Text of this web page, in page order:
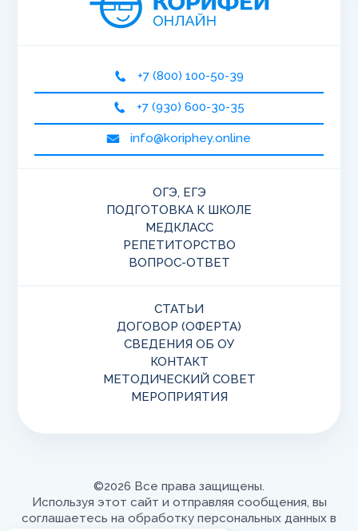
+7 (800) 100-50-39
+7 (930) 600-30-35
info@koriphey.online
ОГЭ, ЕГЭ
ПОДГОТОВКА К ШКОЛЕ
МЕДКЛАСС
РЕПЕТИТОРСТВО
ВОПРОС-ОТВЕТ
СТАТЬИ
ДОГОВОР (ОФЕРТА)
СВЕДЕНИЯ ОБ ОУ
КОНТАКТ
МЕТОДИЧЕСКИЙ СОВЕТ
МЕРОПРИЯТИЯ
©2026 Все права защищены.
Используя этот сайт и отправляя сообщения, вы
соглашаетесь на обработку персональных данных в